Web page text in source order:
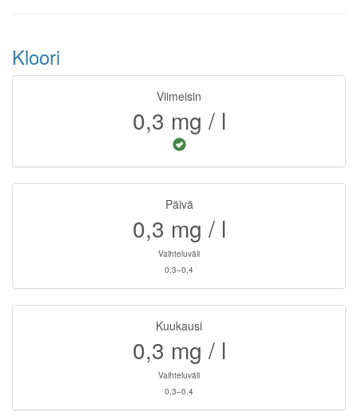
Kloori
Viimeisin
0,3 mg / l
Päivä
0,3 mg / l
Vaihteluväli
0,3–0,4
Kuukausi
0,3 mg / l
Vaihteluväli
0,3–0,4